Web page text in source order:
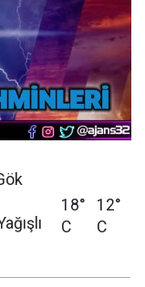
18°
C
12°
C